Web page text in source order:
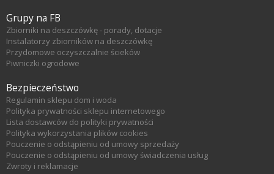
Grupy na FB
Zbiorniki na deszczówkę - porady, dotacje
Instalatorzy zbiorników na deszczówkę
Przydomowe oczyszczalnie ścieków
Piwniczki ogrodowe
Bezpieczeństwo
Regulamin sklepu dom i woda
Polityka prywatności sklepu internetowego
Lista dostawców do polityki prywatności
Polityka wykorzystania plików cookies
Pouczenie o odstąpieniu od umowy sprzedaży
Pouczenie o odstąpieniu od umowy świadczenia usług
Zwroty i reklamacje